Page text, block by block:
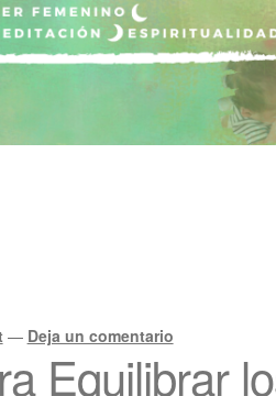
— Deja un comentario
Equilibrar